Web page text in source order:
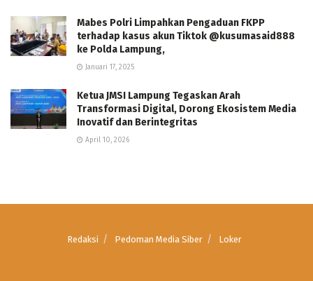
Mabes Polri Limpahkan Pengaduan FKPP
terhadap kasus akun Tiktok @kusumasaid888
ke Polda Lampung,
Januari 17, 2025
Ketua JMSI Lampung Tegaskan Arah
Transformasi Digital, Dorong Ekosistem Media
Inovatif dan Berintegritas
April 10, 2026
Redaksi Pedoman Media Siber Loker